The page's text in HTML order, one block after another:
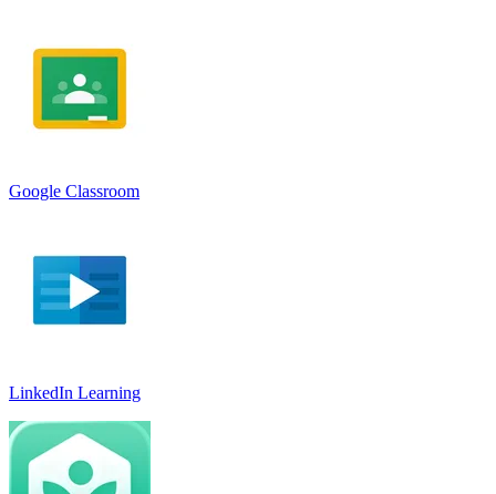
Google Classroom
LinkedIn Learnin‪g